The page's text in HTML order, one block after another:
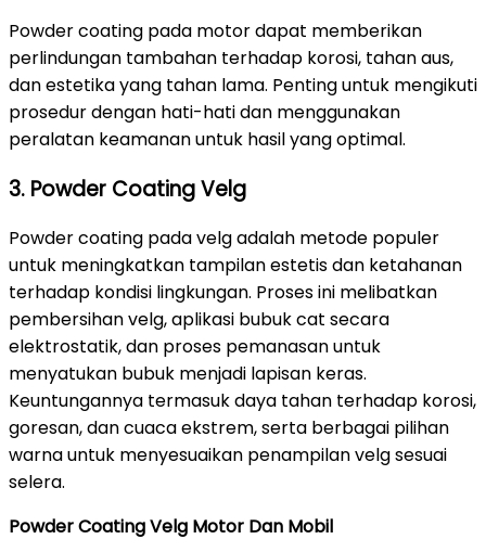
Powder coating pada motor dapat memberikan
perlindungan tambahan terhadap korosi, tahan aus,
dan estetika yang tahan lama. Penting untuk mengikuti
prosedur dengan hati-hati dan menggunakan
peralatan keamanan untuk hasil yang optimal.
3. Powder Coating Velg
Powder coating pada velg adalah metode populer
untuk meningkatkan tampilan estetis dan ketahanan
terhadap kondisi lingkungan. Proses ini melibatkan
pembersihan velg, aplikasi bubuk cat secara
elektrostatik, dan proses pemanasan untuk
menyatukan bubuk menjadi lapisan keras.
Keuntungannya termasuk daya tahan terhadap korosi,
goresan, dan cuaca ekstrem, serta berbagai pilihan
warna untuk menyesuaikan penampilan velg sesuai
selera.
Powder Coating Velg Motor Dan Mobil